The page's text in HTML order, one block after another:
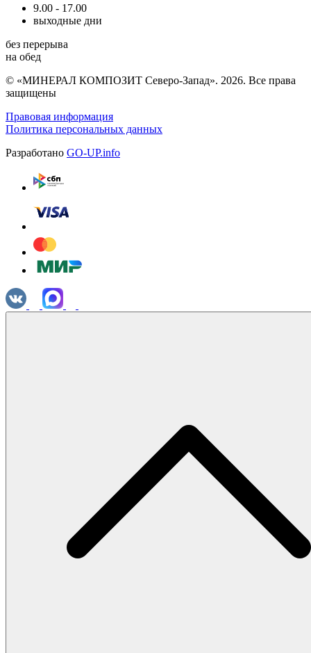
9.00 - 17.00
выходные дни
без перерыва
на обед
© «МИНЕРАЛ КОМПОЗИТ Северо-Запад». 2026. Все права
защищены
Правовая информация
Политика персональных данных
Разработано GO-UP.info